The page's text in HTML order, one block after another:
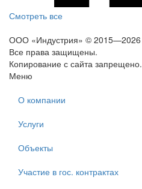
Смотреть все
ООО «Индустрия» © 2015—2026
Все права защищены.
Копирование с сайта запрещено.
Меню
О компании
Услуги
Объекты
Участие в гос. контрактах